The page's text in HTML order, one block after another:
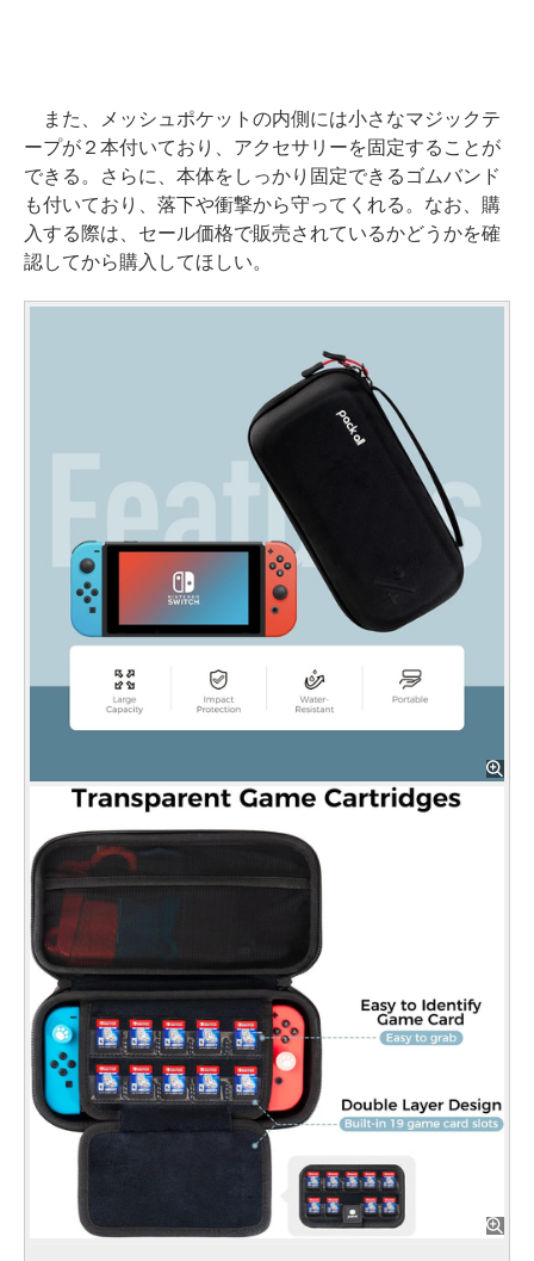
また、メッシュポケットの内側には小さなマジックテ
ープが２本付いており、アクセサリーを固定することが
できる。さらに、本体をしっかり固定できるゴムバンド
も付いており、落下や衝撃から守ってくれる。なお、購
入する際は、セール価格で販売されているかどうかを確
認してから購入してほしい。